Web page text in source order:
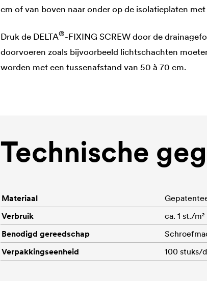
cm of van boven naar onder op de isolatieplaten met
Druk de DELTA®-FIXING SCREW door de
doorvoeren zoals bijvoorbeeld lichtschachten
worden met een tussenafstand van 50 à 70 cm.
Technische
Materiaal
Verbruik
ca. 1 st./
Benodigd gereedschap
Verpakkingseenheid
100 stuks/